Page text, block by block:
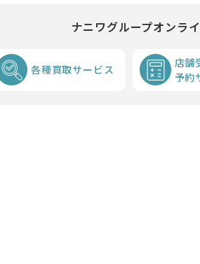
ナニワグループオンラ
各種買取サービス
店舗
予約